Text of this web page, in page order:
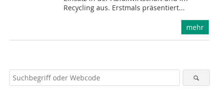
Recycling aus. Erstmals präsentiert...
mehr